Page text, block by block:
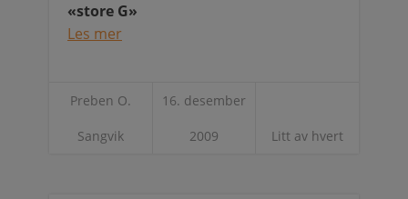
«store G»
Les mer
Preben O.
Sangvik
16. desember
2009 Litt av hvert